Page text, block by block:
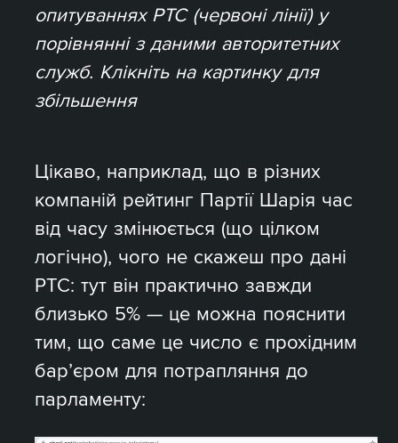
опитуваннях РТС (червоні лінії) у
порівнянні з даними авторитетних
служб. Клікніть на картинку для
збільшення
Цікаво, наприклад, що в різних
компаній рейтинг Партії Шарія час
від часу змінюється (що цілком
логічно), чого не скажеш про дані
РТС: тут він практично завжди
близько 5% — це можна пояснити
тим, що саме це число є прохідним
бар’єром для потрапляння до
парламенту: